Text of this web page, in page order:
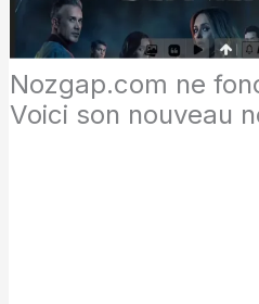
Nozgap.com ne
Voici son nouveau